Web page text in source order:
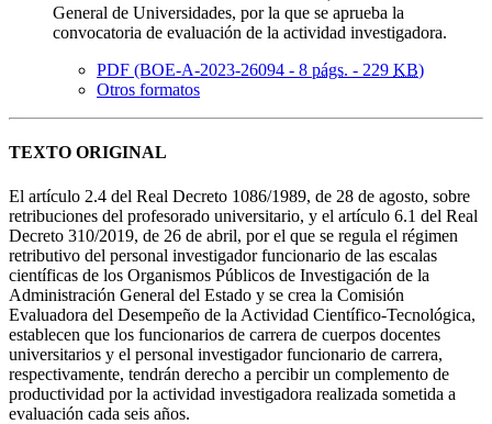
General de Universidades, por la que se aprueba la
convocatoria de evaluación de la actividad investigadora.
PDF (BOE-A-2023-26094 - 8 págs. - 229 KB)
Otros formatos
TEXTO ORIGINAL
El artículo 2.4 del Real Decreto 1086/1989, de 28 de agosto, sobre
retribuciones del profesorado universitario, y el artículo 6.1 del Real
Decreto 310/2019, de 26 de abril, por el que se regula el régimen
retributivo del personal investigador funcionario de las escalas
científicas de los Organismos Públicos de Investigación de la
Administración General del Estado y se crea la Comisión
Evaluadora del Desempeño de la Actividad Científico-Tecnológica,
establecen que los funcionarios de carrera de cuerpos docentes
universitarios y el personal investigador funcionario de carrera,
respectivamente, tendrán derecho a percibir un complemento de
productividad por la actividad investigadora realizada sometida a
evaluación cada seis años.